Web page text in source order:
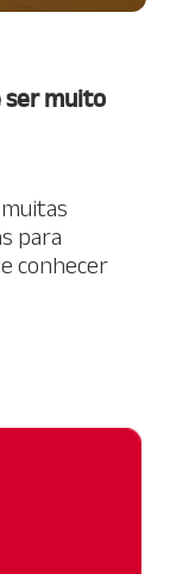
ser muito
para
conhecer